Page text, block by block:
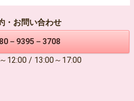
・お問い合わせ
－9395－3708
12:00 / 13:00～17:00